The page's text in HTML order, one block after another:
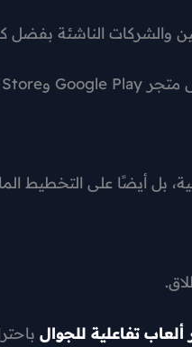
والشركات الناشئة
بل أيضًا على التخطيط
ألعاب تفاعلية للجوال